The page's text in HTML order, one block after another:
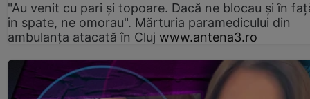
"Au venit cu pari și topoare. Dacă ne blocau şi în
în spate, ne omorau". Mărturia paramedicului din
ambulanţa atacată în Cluj www.antena3.ro